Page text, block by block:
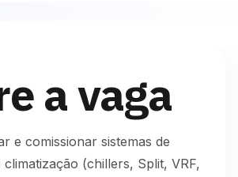
a vaga
e comissionar sistemas de
(chillers, Split, VRF,